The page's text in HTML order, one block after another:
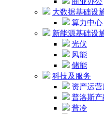
大数据基础设
算力中心
新能源基础设
光伏
风能
储能
科技及服务
资产运营
普洛斯
普冷